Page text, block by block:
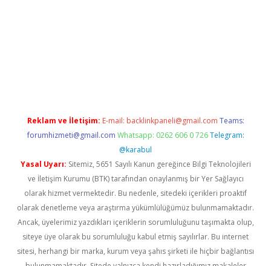
Reklam ve İletişim: E-mail: backlinkpaneli@gmail.com Teams:
forumhizmeti@gmail.com Whatsapp: 0262 606 0 726 Telegram:
@karabul
Yasal Uyarı: Sitemiz, 5651 Sayılı Kanun gereğince Bilgi Teknolojileri
ve İletişim Kurumu (BTK) tarafından onaylanmış bir Yer Sağlayıcı
olarak hizmet vermektedir. Bu nedenle, sitedeki içerikleri proaktif
olarak denetleme veya araştırma yükümlülüğümüz bulunmamaktadır.
Ancak, üyelerimiz yazdıkları içeriklerin sorumluluğunu taşımakta olup,
siteye üye olarak bu sorumluluğu kabul etmiş sayılırlar. Bu internet
sitesi, herhangi bir marka, kurum veya şahıs şirketi ile hiçbir bağlantısı